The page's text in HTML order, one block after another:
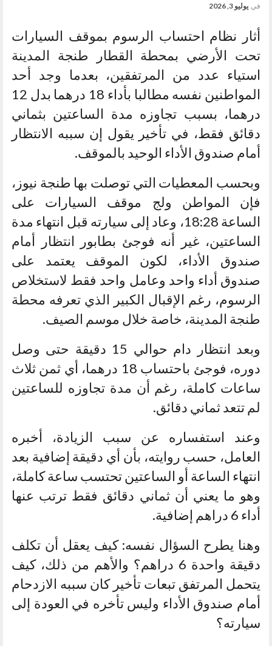
في يوليو 3, 2026
أثار نظام احتساب الرسوم بموقف السيارات
تحت الأرضي بمحطة القطار طنجة المدينة
استياء عدد من المرتفقين، بعدما وجد أحد
المواطنين نفسه مطالبا بأداء 18 درهما بدل 12
درهما، بسبب تجاوزه مدة الساعتين بثماني
دقائق فقط، في تأخير يقول إن سببه الانتظار
أمام صندوق الأداء الوحيد بالموقف.
وبحسب المعطيات التي توصلت بها طنجة نيوز،
فإن المواطن ولج موقف السيارات على
الساعة 18:28، وعاد إلى سيارته قبل انتهاء مدة
الساعتين، غير أنه فوجئ بطابور انتظار أمام
صندوق الأداء، لكون الموقف يعتمد على
صندوق أداء واحد وعامل واحد فقط لاستخلاص
الرسوم، رغم الإقبال الكبير الذي تعرفه محطة
طنجة المدينة، خاصة خلال موسم الصيف.
وبعد انتظار دام حوالي 15 دقيقة حتى وصل
دوره، فوجئ باحتساب 18 درهما، أي ثمن ثلاث
ساعات كاملة، رغم أن مدة تجاوزه للساعتين
لم تتعد ثماني دقائق.
وعند استفساره عن سبب الزيادة، أخبره
العامل، حسب روايته، بأن أي دقيقة إضافية بعد
انتهاء الساعة أو الساعتين تحتسب ساعة كاملة،
وهو ما يعني أن ثماني دقائق فقط ترتب عنها
أداء 6 دراهم إضافية.
وهنا يطرح السؤال نفسه: كيف يعقل أن تكلف
دقيقة واحدة 6 دراهم؟ والأهم من ذلك، كيف
يتحمل المرتفق تبعات تأخير كان سببه الازدحام
أمام صندوق الأداء وليس تأخره في العودة إلى
سيارته؟